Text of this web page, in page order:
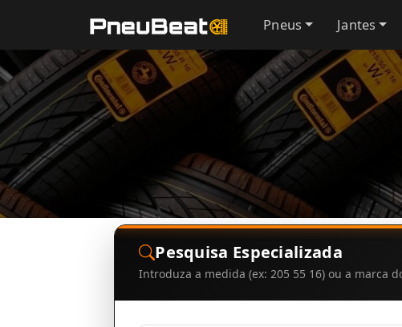
Pneus Jantes
Pesquisa Especializada
Introduza a medida (ex: 205 55 16) ou a marca